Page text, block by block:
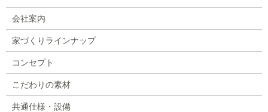
会社案内
家づくりラインナップ
コンセプト
こだわりの素材
共通仕様・設備